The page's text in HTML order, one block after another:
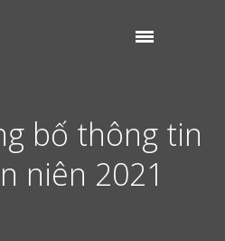
bố thông tin
niên 2021